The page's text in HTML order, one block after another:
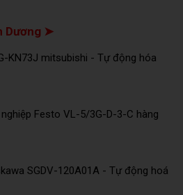
Dương ➤
KN73J mitsubishi - Tự động hóa
Festo VL-5/3G-D-3-C hàng
SGDV-120A01A - Tự động hoá